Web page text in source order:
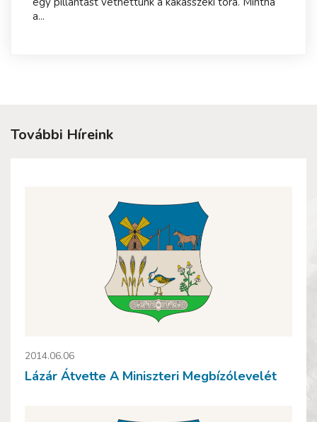
a...
További Híreink
2014.06.06
Lázár Átvette A Miniszteri Megbízólevelét